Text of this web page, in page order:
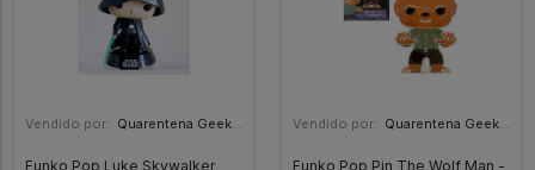
Vendido por: Quarentena Geek Store - SP
Funko Pop Luke Skywalker
Vendido por: Quarentena Geek Store - SP
Funko Pop Pin The Wolf Man -